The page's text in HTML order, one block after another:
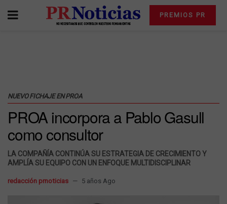
PREMIOS PR
NUEVO FICHAJE EN PROA
PROA incorpora a Pablo Gasull
como consultor
LA COMPAÑÍA CONTINÚA SU ESTRATEGIA DE CRECIMIENTO Y
AMPLÍA SU EQUIPO CON UN ENFOQUE MULTIDISCIPLINAR
redacción prnoticias 5 años Ago